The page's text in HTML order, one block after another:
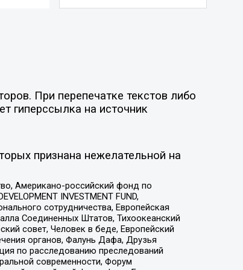
При перепечатке текстов либо
гиперссылка на источник
признана нежелательной на
Американо-российский фонд по
INVESTMENT FUND,
сотрудничества, Европейская
Соединенных Штатов, Тихоокеанский
совет, Человек в беде, Европейский
органов, Фалунь Дафа, Друзья
по расследованию преследований
современности, Форум